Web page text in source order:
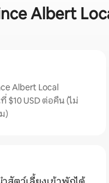
Albert
Albert Local
$10 USD ต่อคืน (ไม่
)